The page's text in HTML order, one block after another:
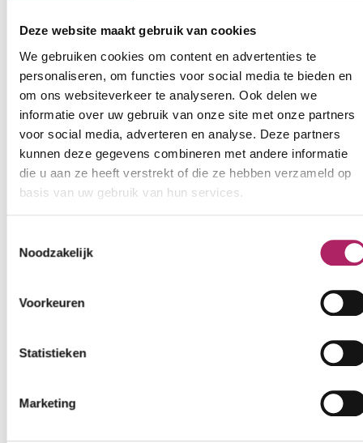
Deze website maakt gebruik van cookies
We gebruiken cookies om content en advertenties te
personaliseren, om functies voor social media te bieden en
om ons websiteverkeer te analyseren. Ook delen we
informatie over uw gebruik van onze site met onze partners
voor social media, adverteren en analyse. Deze partners
kunnen deze gegevens combineren met andere informatie
die u aan ze heeft verstrekt of die ze hebben verzameld op
basis van uw gebruik van hun services.
Noodzakelijk
Voorkeuren
Statistieken
Marketing
unknown
vr
unknown
za
unknown